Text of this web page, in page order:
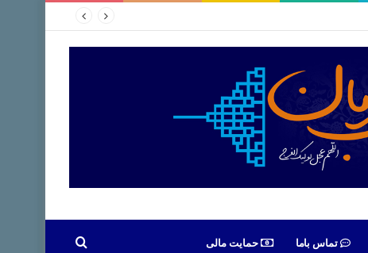
تماس باما حمایت مالی